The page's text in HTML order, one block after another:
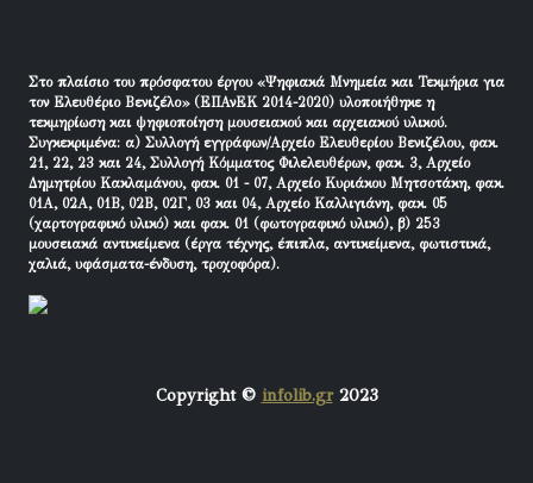
Στο πλαίσιο του πρόσφατου έργου «Ψηφιακά Μνημεία και Τεκμήρια για
τον Ελευθέριο Βενιζέλο» (ΕΠΑνΕΚ 2014-2020) υλοποιήθηκε η
τεκμηρίωση και ψηφιοποίηση μουσειακού και αρχειακού υλικού.
Συγκεκριμένα: α) Συλλογή εγγράφων/Αρχείο Ελευθερίου Βενιζέλου, φακ.
21, 22, 23 και 24, Συλλογή Κόμματος Φιλελευθέρων, φακ. 3, Αρχείο
Δημητρίου Κακλαμάνου, φακ. 01 - 07, Αρχείο Κυριάκου Μητσοτάκη, φακ.
01Α, 02Α, 01Β, 02Β, 02Γ, 03 και 04, Αρχείο Καλλιγιάνη, φακ. 05
(χαρτογραφικό υλικό) και φακ. 01 (φωτογραφικό υλικό), β) 253
μουσειακά αντικείμενα (έργα τέχνης, έπιπλα, αντικείμενα, φωτιστικά,
χαλιά, υφάσματα-ένδυση, τροχοφόρα).
Copyright © infolib.gr2023